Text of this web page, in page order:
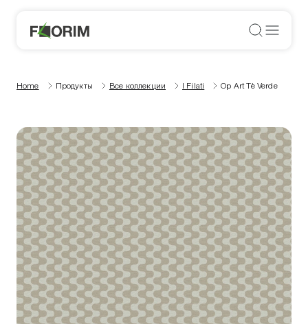
Home Продукты Все коллекции I Filati Op Art Tè Verde